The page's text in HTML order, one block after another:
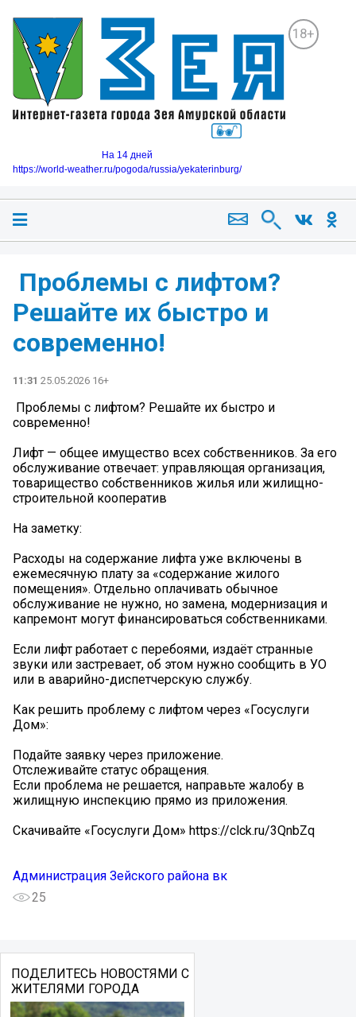
18+
На 14 дней
https://world-weather.ru/pogoda/russia/yekaterinburg/
️ Проблемы с лифтом?
Решайте их быстро и
современно!
11:31 25.05.2026 16+
️ Проблемы с лифтом? Решайте их быстро и
современно!
Лифт — общее имущество всех собственников. За его
обслуживание отвечает: управляющая организация,
товарищество собственников жилья или жилищно-
строительной кооператив
На заметку:
️Расходы на содержание лифта уже включены в
ежемесячную плату за «содержание жилого
помещения». Отдельно оплачивать обычное
обслуживание не нужно, но замена, модернизация и
капремонт могут финансироваться собственниками.
Если лифт работает с перебоями, издаёт странные
звуки или застревает, об этом нужно сообщить в УО
или в аварийно-диспетчерскую службу.
Как решить проблему с лифтом через «Госуслуги
Дом»:
Подайте заявку через приложение.
Отслеживайте статус обращения.
Если проблема не решается, направьте жалобу в
жилищную инспекцию прямо из приложения.
Скачивайте «Госуслуги Дом» https://clck.ru/3QnbZq
Администрация Зейского района вк
25
ПОДЕЛИТЕСЬ НОВОСТЯМИ С
ЖИТЕЛЯМИ ГОРОДА